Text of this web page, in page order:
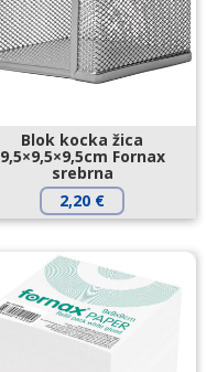
Blok kocka žica
9,5×9,5×9,5cm Fornax
srebrna
2,20 €